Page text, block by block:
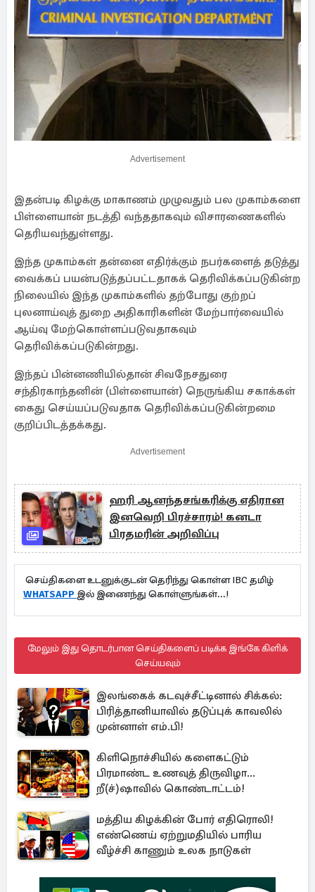
Advertisement
இதன்படி கிழக்கு மாகாணம் முழுவதும் பல முகாம்களை
பிள்ளையான் நடத்தி வந்ததாகவும் விசாரணைகளில்
தெரியவந்துள்ளது.
இந்த முகாம்கள் தன்னை எதிர்க்கும் நபர்களைத் தடுத்து
வைக்கப் பயன்படுத்தப்பட்டதாகக் தெரிவிக்கப்படுகின்ற
நிலையில் இந்த முகாம்களில் தற்போது குற்றப்
புலனாய்வுத் துறை அதிகாரிகளின் மேற்பார்வையில்
ஆய்வு மேற்கொள்ளப்படுவதாகவும்
தெரிவிக்கப்படுகின்றது.
இந்தப் பின்னணியில்தான் சிவநேசதுரை
சந்திரகாந்தனின் (பிள்ளையான்) நெருங்கிய சகாக்கள்
கைது செய்யப்படுவதாக தெரிவிக்கப்படுகின்றமை
குறிப்பிடத்தக்கது.
Advertisement
ஹரி ஆனந்தசங்கரிக்கு எதிரான
இனவெறி பிரச்சாரம்! கனடா
பிரதமரின் அறிவிப்பு
செய்திகளை உடனுக்குடன் தெரிந்து கொள்ள IBC தமிழ்
WHATSAPP இல் இணைந்து கொள்ளுங்கள்...!
மேலும் இது தொடர்பான செய்திகளைப் படிக்க இங்கே கிளிக்
செய்யவும்
இலங்கைக் கடவுச்சீட்டினால் சிக்கல்:
பிரித்தானியாவில் தடுப்புக் காவலில்
முன்னாள் எம்.பி!
கிளிநொச்சியில் களைகட்டும்
பிரமாண்ட உணவுத் திருவிழா...
றீ(ச்)ஷாவில் கொண்டாட்டம்!
மத்திய கிழக்கின் போர் எதிரொலி!
எண்ணெய் ஏற்றுமதியில் பாரிய
வீழ்ச்சி காணும் உலக நாடுகள்